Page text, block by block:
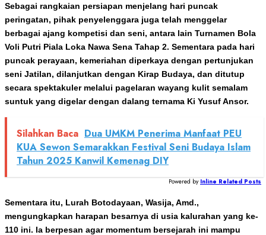
Sebagai rangkaian persiapan menjelang hari puncak
peringatan, pihak penyelenggara juga telah menggelar
berbagai ajang kompetisi dan seni, antara lain Turnamen Bola
Voli Putri Piala Loka Nawa Sena Tahap 2. Sementara pada hari
puncak perayaan, kemeriahan diperkaya dengan pertunjukan
seni Jatilan, dilanjutkan dengan Kirap Budaya, dan ditutup
secara spektakuler melalui pagelaran wayang kulit semalam
suntuk yang digelar dengan dalang ternama Ki Yusuf Ansor.
Silahkan Baca Dua UMKM Penerima Manfaat PEU
KUA Sewon Semarakkan Festival Seni Budaya Islam
Tahun 2025 Kanwil Kemenag DIY
Powered by Inline Related Posts
Sementara itu, Lurah Botodayaan, Wasija, Amd.,
mengungkapkan harapan besarnya di usia kalurahan yang ke-
110 ini. Ia berpesan agar momentum bersejarah ini mampu